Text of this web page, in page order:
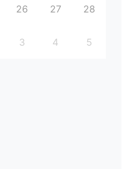
26 27 28
3 4 5